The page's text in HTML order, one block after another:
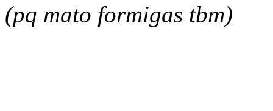
(pq mato formigas tbm)